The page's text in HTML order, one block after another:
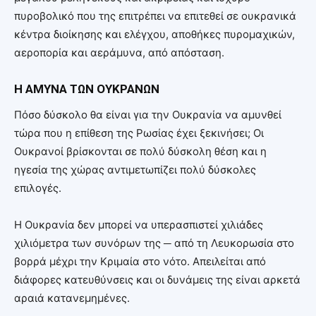
πυροβολικό που της επιτρέπει να επιτεθεί σε ουκρανικά
κέντρα διοίκησης και ελέγχου, αποθήκες πυρομαχικών,
αεροπορία και αεράμυνα, από απόσταση.
Η ΑΜΥΝΑ ΤΩΝ ΟΥΚΡΑΝΩΝ
Πόσο δύσκολο θα είναι για την Ουκρανία να αμυνθεί
τώρα που η επίθεση της Ρωσίας έχει ξεκινήσει; Οι
Ουκρανοί βρίσκονται σε πολύ δύσκολη θέση και η
ηγεσία της χώρας αντιμετωπίζει πολύ δύσκολες
επιλογές.
Η Ουκρανία δεν μπορεί να υπερασπιστεί χιλιάδες
χιλιόμετρα των συνόρων της ─ από τη Λευκορωσία στο
βορρά μέχρι την Κριμαία στο νότο. Απειλείται από
διάφορες κατευθύνσεις και οι δυνάμεις της είναι αρκετά
αραιά κατανεμημένες.